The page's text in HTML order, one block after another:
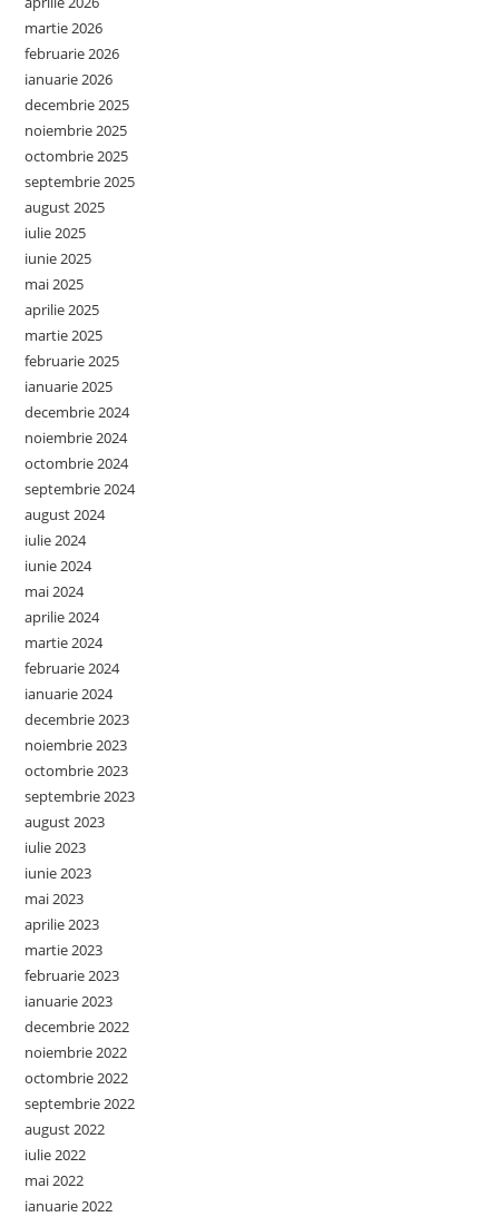
martie 2026
februarie 2026
ianuarie 2026
decembrie 2025
noiembrie 2025
octombrie 2025
septembrie 2025
august 2025
iulie 2025
iunie 2025
mai 2025
aprilie 2025
martie 2025
februarie 2025
ianuarie 2025
decembrie 2024
noiembrie 2024
octombrie 2024
septembrie 2024
august 2024
iulie 2024
iunie 2024
mai 2024
aprilie 2024
martie 2024
februarie 2024
ianuarie 2024
decembrie 2023
noiembrie 2023
octombrie 2023
septembrie 2023
august 2023
iulie 2023
iunie 2023
mai 2023
aprilie 2023
martie 2023
februarie 2023
ianuarie 2023
decembrie 2022
noiembrie 2022
octombrie 2022
septembrie 2022
august 2022
iulie 2022
mai 2022
ianuarie 2022